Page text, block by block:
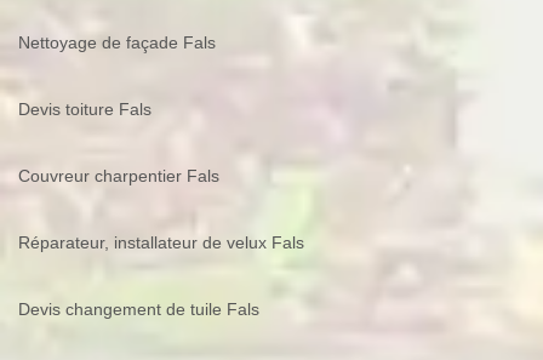
Nettoyage de façade Fals
Devis toiture Fals
Couvreur charpentier Fals
Réparateur, installateur de velux Fals
Devis changement de tuile Fals